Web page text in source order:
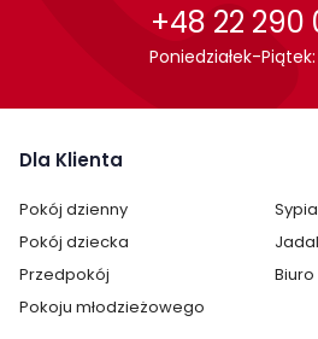
+48 22 290
Poniedziałek-Piątek:
Dla Klienta
Pokój dzienny
Pokój dziecka
Przedpokój
Biuro
Pokoju młodzieżowego